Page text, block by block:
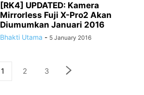
[RK4] UPDATED: Kamera
Mirrorless Fuji X-Pro2 Akan
Diumumkan Januari 2016
Bhakti Utama - 5 January 2016
1 2 3